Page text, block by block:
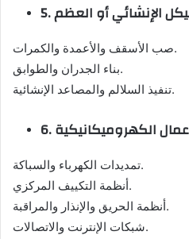
صب الأسقف والأعمدة والكمرات.
بناء الجدران والطوابق.
تنفيذ السلالم والمصاعد الإنشائية.
تمديدات الكهرباء والسباكة.
أنظمة التكييف المركزي.
أنظمة الحريق والإنذار والمراقبة.
شبكات الإنترنت والاتصالات.